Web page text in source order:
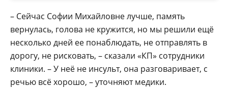
– Сейчас Софии Михайловне лучше, память
вернулась, голова не кружится, но мы решили ещё
несколько дней ее понаблюдать, не отправлять в
дорогу, не рисковать, – сказали «КП» сотрудники
клиники. – У неё не инсульт, она разговаривает, с
речью всё хорошо, – уточняют медики.